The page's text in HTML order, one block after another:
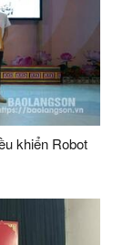
khiển Robot